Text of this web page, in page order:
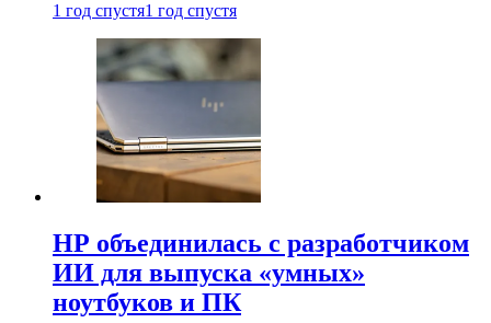
1 год спустя1 год спустя
HP объединилась с разработчиком
ИИ для выпуска «умных»
ноутбуков и ПК